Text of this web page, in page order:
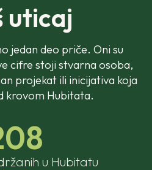
uticaj
jedan deo priče. Oni su
cifre stoji stvarna osoba,
projekat ili inicijativa koja
krovom Hubitata.
u Hubitatu